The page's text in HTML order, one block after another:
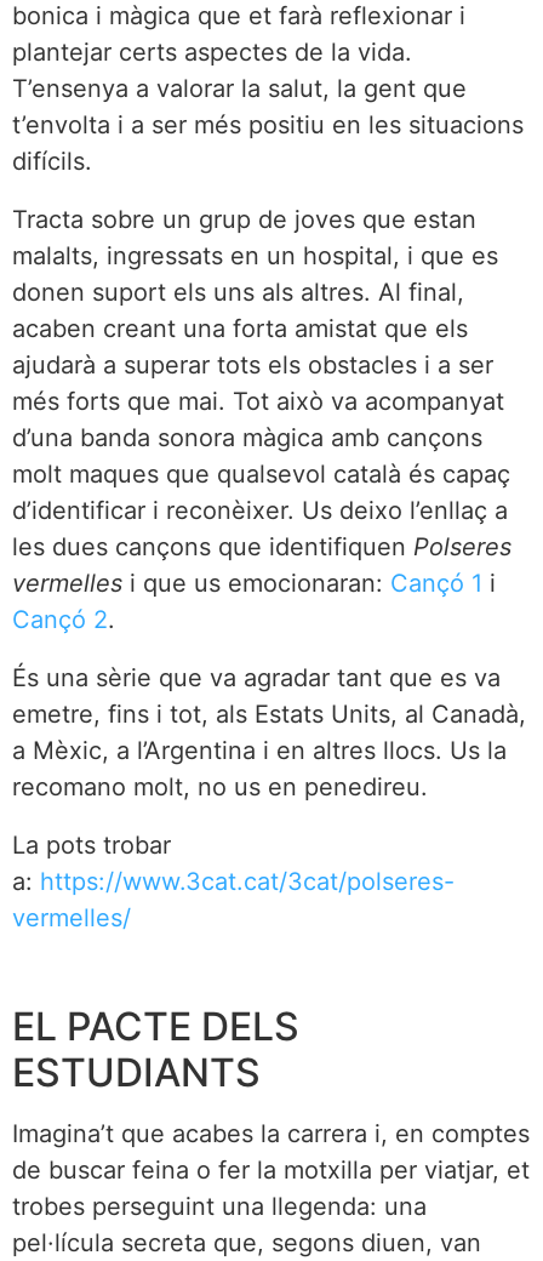
bonica i màgica que et farà reflexionar i
plantejar certs aspectes de la vida.
T’ensenya a valorar la salut, la gent que
t’envolta i a ser més positiu en les situacions
difícils.
Tracta sobre un grup de joves que estan
malalts, ingressats en un hospital, i que es
donen suport els uns als altres. Al final,
acaben creant una forta amistat que els
ajudarà a superar tots els obstacles i a ser
més forts que mai. Tot això va acompanyat
d’una banda sonora màgica amb cançons
molt maques que qualsevol català és capaç
d’identificar i reconèixer. Us deixo l’enllaç a
les dues cançons que identifiquen Polseres
vermelles i que us emocionaran: Cançó 1 i
Cançó 2.
És una sèrie que va agradar tant que es va
emetre, fins i tot, als Estats Units, al Canadà,
a Mèxic, a l’Argentina i en altres llocs. Us la
recomano molt, no us en penedireu.
La pots trobar
a: https://www.3cat.cat/3cat/polseres-
vermelles/
EL PACTE DELS
ESTUDIANTS
Imagina’t que acabes la carrera i, en comptes
de buscar feina o fer la motxilla per viatjar, et
trobes perseguint una llegenda: una
pel·lícula secreta que, segons diuen, van